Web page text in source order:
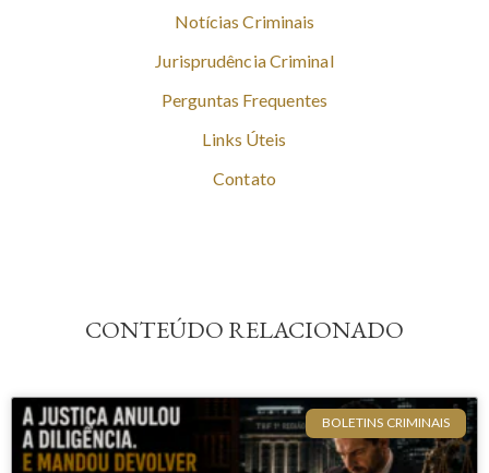
Notícias Criminais
Jurisprudência Criminal
Perguntas Frequentes
Links Úteis
Contato
CONTEÚDO RELACIONADO
BOLETINS CRIMINAIS